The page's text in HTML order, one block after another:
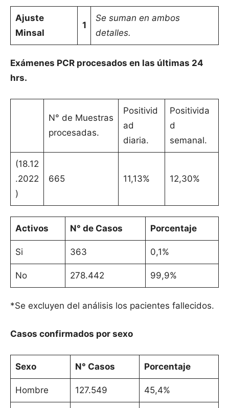
Ajuste
Minsal
1
Se suman en ambos
detalles.
Exámenes PCR procesados en las últimas 24
hrs.
N° de Muestras
procesadas.
Positivid
ad
diaria.
Positivida
d
semanal.
(18.12
.2022
)
665 11,13% 12,30%
Activos N° de Casos Porcentaje
Si 363 0,1%
No 278.442 99,9%
*Se excluyen del análisis los pacientes fallecidos.
Casos confirmados por sexo
Sexo N° Casos Porcentaje
Hombre 127.549 45,4%